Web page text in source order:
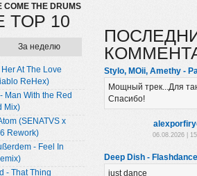
COME THE DRUMS
TOP 10
За неделю
At The Love
ReHex)
Man With the Red
Mix)
(SENATVS x
Rework)
- Feel In
- That Thing
Stylo, MOii, Amethy -
Мощный трек...Для
Спасибо!
06.08.2026 |
Deep Dish -
just dance